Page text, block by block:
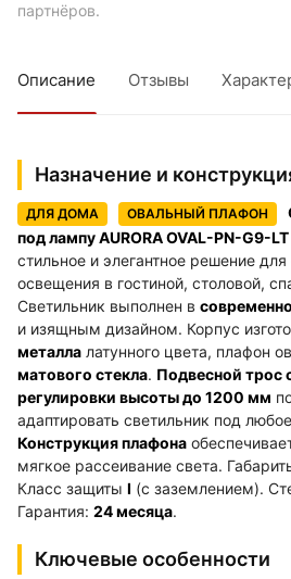
партнёров.
Описание Отзывы
Назначение и
ДЛЯ ДОМА ОВАЛЬНЫЙ ПЛАФОН
под лампу AURORA OVAL-PN-G9-LT
стильное и элегантное решение для
освещения в гостиной, столовой,
Светильник выполнен в
и изящным дизайном. Корпус
металла латунного цвета, плафон
матового стекла. Подвесной трос
регулировки высоты до 1200 мм
адаптировать светильник под
Конструкция плафона
мягкое рассеивание света.
Класс защиты I (с заземлением).
Гарантия: 24 месяца.
Ключевые особенности